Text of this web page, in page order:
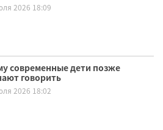
2026 18:09
современные дети позже
говорить
2026 18:02